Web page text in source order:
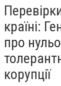
країні:
про
корупції